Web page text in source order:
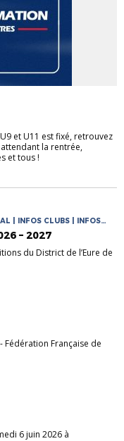
et U11 est fixé, retrouvez
la rentrée,
et tous !
| INFOS CLUBS | INFOS
– 2027
du District de l’Eure de
Fédération Française de
6 juin 2026 à